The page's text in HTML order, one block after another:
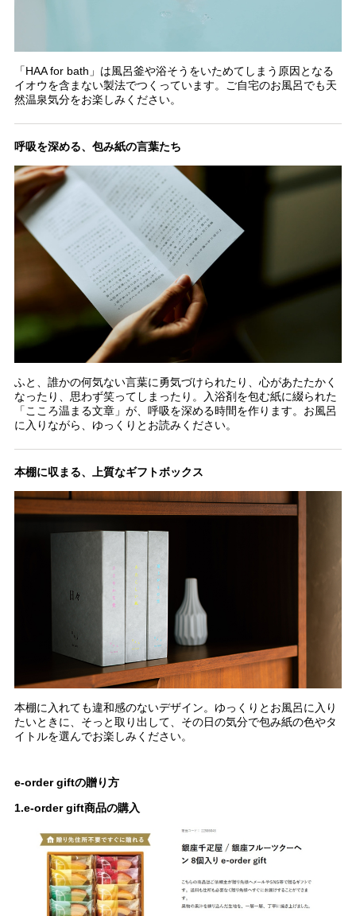
「HAA for bath」は風呂釜や浴そうをいためてしまう原因となる
イオウを含まない製法でつくっています。ご自宅のお風呂でも天
然温泉気分をお楽しみください。
呼吸を深める、包み紙の言葉たち
ふと、誰かの何気ない言葉に勇気づけられたり、心があたたかく
なったり、思わず笑ってしまったり。入浴剤を包む紙に綴られた
「こころ温まる文章」が、呼吸を深める時間を作ります。お風呂
に入りながら、ゆっくりとお読みください。
本棚に収まる、上質なギフトボックス
本棚に入れても違和感のないデザイン。ゆっくりとお風呂に入り
たいときに、そっと取り出して、その日の気分で包み紙の色やタ
イトルを選んでお楽しみください。
e-order giftの贈り方
1.e-order gift商品の購入